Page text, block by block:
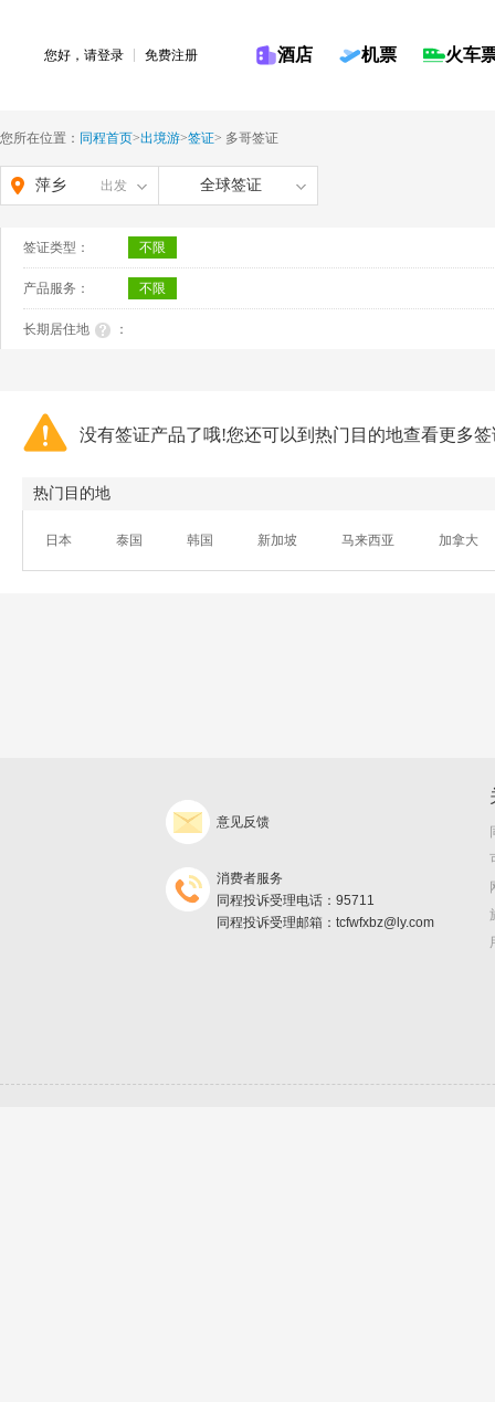
您好，请登录 免费注册 酒店 机票 火车
您所在位置： 同程首页>出境游>签证> 多哥签证
萍乡 出发 全球签证
签证类型： 不限
产品服务： 不限
长期居住地 ：
没有签证产品了哦!您还可以到热门目的地查看更多
热门目的地
日本 泰国 韩国 新加坡 马来西亚 加拿大
意见反馈
消费者服务
同程投诉受理电话：95711
同程投诉受理邮箱：tcfwfxbz@ly.com